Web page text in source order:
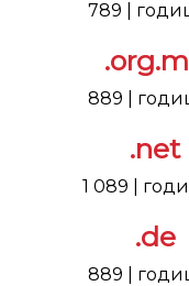
789 |
889 |
.net
1 089 |
.de
889 |